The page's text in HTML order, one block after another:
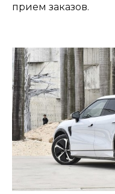
прием заказов.